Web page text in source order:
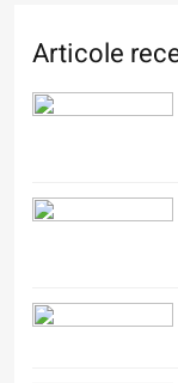
Cum
Articole
8